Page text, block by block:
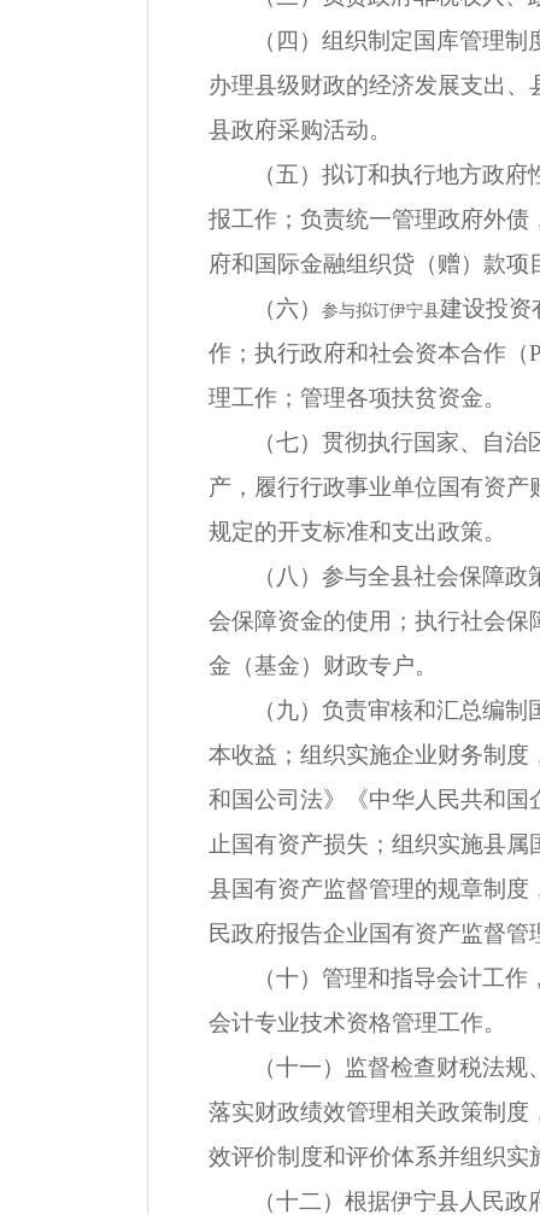
（四）组织制定国库管理
办理县级财政的经济发展支出
县政府采购活动。
（五）拟订和执行地方政
报工作；负责统一管理政府外
府和国际金融组织贷（赠）款项
（六）参与拟订伊宁县建设投资
作；执行政府和社会资本合作（
理工作；管理各项扶贫资金。
（七）贯彻执行国家、自
产，履行行政事业单位国有资
规定的开支标准和支出政策。
（八）参与全县社会保障
会保障资金的使用；执行社会
金（基金）财政专户。
（九）负责审核和汇总编
本收益；组织实施企业财务制
和国公司法》《中华人民共和
止国有资产损失；组织实施县
县国有资产监督管理的规章制
民政府报告企业国有资产监督
（十）管理和指导会计工
会计专业技术资格管理工作。
（十一）监督检查财税法
落实财政绩效管理相关政策制
效评价制度和评价体系并组织
（十二）根据伊宁县人民